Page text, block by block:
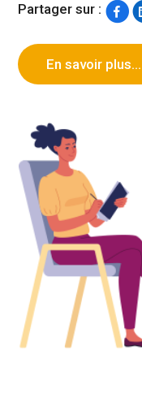
Partager sur :
En savoir plus...